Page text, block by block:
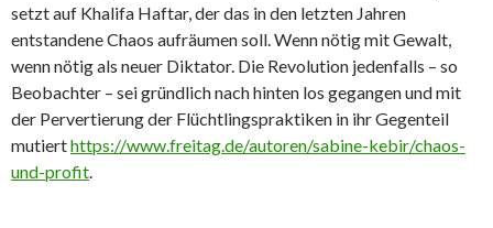
setzt auf Khalifa Haftar, der das in den letzten Jahren
entstandene Chaos aufräumen soll. Wenn nötig mit Gewalt,
wenn nötig als neuer Diktator. Die Revolution jedenfalls – so
Beobachter – sei gründlich nach hinten los gegangen und mit
der Pervertierung der Flüchtlingspraktiken in ihr Gegenteil
mutierthttps://www.freitag.de/autoren/sabine-kebir/chaos-
und-profit.